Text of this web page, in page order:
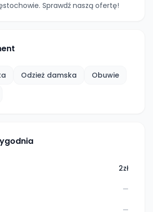
Sprawdź naszą ofertę!
Odzież damska
Obuwie
2zł
—
—